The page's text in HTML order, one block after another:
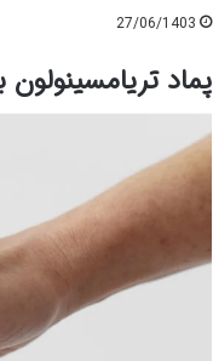
27/06/1403
پماد